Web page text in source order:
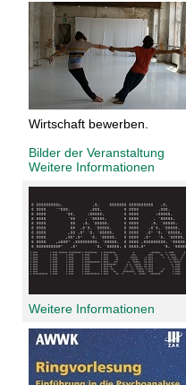
Wirtschaft bewerben.
Bilder der Veranstaltung
Weitere Informationen
Weitere Informationen